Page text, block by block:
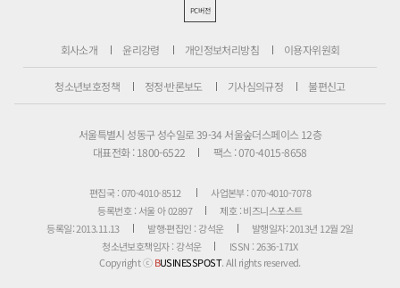
PC버전
회사소개 윤리강령 개인정보처리방침 이용자위원회
청소년보호정책 정정·반론보도 기사심의규정 불편신고
서울특별시 성동구 성수일로 39-34 서울숲더스페이스 12층
대표전화 : 1800-6522
팩스 : 070-4015-8658
편집국 : 070-4010-8512
사업본부 : 070-4010-7078
등록번호 : 서울 아 02897
제호 : 비즈니스포스트
등록일: 2013.11.13
발행·편집인 : 강석운
발행일자: 2013년 12월 2일
청소년보호책임자 : 강석운
ISSN : 2636-171X
Copyright ⓒBUSINESSPOST. All rights reserved.